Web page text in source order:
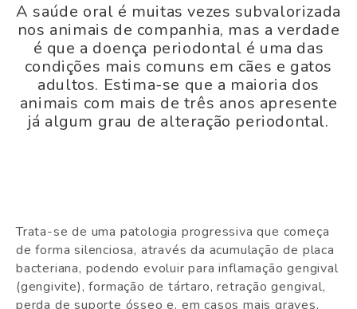
A saúde oral é muitas vezes subvalorizada
nos animais de companhia, mas a verdade
é que a doença periodontal é uma das
condições mais comuns em cães e gatos
adultos. Estima-se que a maioria dos
animais com mais de três anos apresente
já algum grau de alteração periodontal.
Trata-se de uma patologia progressiva que começa
de forma silenciosa, através da acumulação de placa
bacteriana, podendo evoluir para inflamação gengival
(gengivite), formação de tártaro, retração gengival,
perda de suporte ósseo e, em casos mais graves,